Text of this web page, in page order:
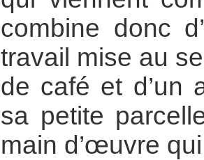
combine donc
travail mise au
de café et d’un
sa petite
main d’œuvre